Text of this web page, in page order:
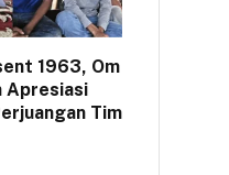
1963, Om
Apresiasi
Tim